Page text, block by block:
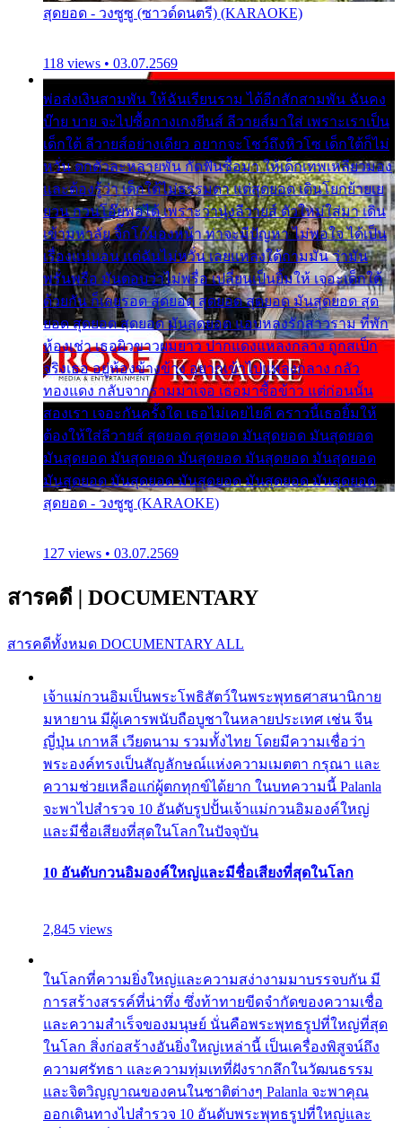
สุดยอด - วงซูซู (ซาวด์ดนตรี) (KARAOKE)
118 views • 03.07.2569
พ่อส่งเงินสามพัน ให้ฉันเรียนราม ได้อีกสักสามพัน ฉันคง
บ๊าย บาย จะไปซื้อกางเกงยีนส์ ลีวายส์มาใส่ เพราะเราเป็น
เด็กใต้ ลีวายส์อย่างเดียว อยากจะโชว์ถึงหิวโซ เด็กใต้ก็ไม่
หวั่น ตกตัวละหลายพัน กัดฟันซื้อมา ให้เด็กเทพเหลียวมอง
และต้องรู้ว่า เด็กใต้ไม่ธรรมดา แต่สุดยอด เดินโยกย้ายเย
ยวน กวนโอ๊ยพอได้ เพราะว่านุ่งลีวายส์ ตัวใหม่ใส่มา เดิน
เข้ามหาลัย จิ๊กโก๊มองหน้า ท่าจะมีปัญหา ไม่พอใจ ได้เป็น
เรื่องแน่นอน แต่ฉันไม่หวั่น เลยแหลงใต้ถามมัน ว่ามัน
พรั่นพรือ มันตอบว่าไม่พรื่อ เปลี่ยนเป็นยิ้มให้ เจอะเด็กใต้
ด้วยกัน ก็เลยรอด สุดยอด สุดยอด สุดยอด มันสุดยอด สุด
ยอด สุดยอด สุดยอด มันสุดยอด แอบหลงรักสาวราม ที่พัก
ห้องเช่า เธอผิวขาวผมยาว ปากแดงแหลงกลาง ถูกสเป็ก
จริงเธอ อยู่ห้องข้างข้าง อยากเข้าไปแหลงกลาง กลัว
ทองแดง กลับจากรามมาเจอ เธอมาซื้อข้าว แต่ก่อนนั้น
สองเรา เจอะกันครั้งใด เธอไม่เคยไยดี คราวนี้เธอยิ้มให้
ต้องให้ใส่ลีวายส์ สุดยอด สุดยอด มันสุดยอด มันสุดยอด
มันสุดยอด มันสุดยอด มันสุดยอด มันสุดยอด มันสุดยอด
มันสุดยอด มันสุดยอด มันสุดยอด มันสุดยอด มันสุดยอด
สุดยอด - วงซูซู (KARAOKE)
127 views • 03.07.2569
สารคดี | DOCUMENTARY
สารคดีทั้งหมด DOCUMENTARY ALL
เจ้าแม่กวนอิมเป็นพระโพธิสัตว์ในพระพุทธศาสนานิกาย
มหายาน มีผู้เคารพนับถือบูชาในหลายประเทศ เช่น จีน
ญี่ปุ่น เกาหลี เวียดนาม รวมทั้งไทย โดยมีความเชื่อว่า
พระองค์ทรงเป็นสัญลักษณ์แห่งความเมตตา กรุณา และ
ความช่วยเหลือแก่ผู้ตกทุกข์ได้ยาก ในบทความนี้ Palanla
จะพาไปสำรวจ 10 อันดับรูปปั้นเจ้าแม่กวนอิมองค์ใหญ่
และมีชื่อเสียงที่สุดในโลกในปัจจุบัน
10 อันดับกวนอิมองค์ใหญ่และมีชื่อเสียงที่สุดในโลก
2,845 views
ในโลกที่ความยิ่งใหญ่และความสง่างามมาบรรจบกัน มี
การสร้างสรรค์ที่น่าทึ่ง ซึ่งท้าทายขีดจำกัดของความเชื่อ
และความสำเร็จของมนุษย์ นั่นคือพระพุทธรูปที่ใหญ่ที่สุด
ในโลก สิ่งก่อสร้างอันยิ่งใหญ่เหล่านี้ เป็นเครื่องพิสูจน์ถึง
ความศรัทธา และความทุ่มเทที่ฝังรากลึกในวัฒนธรรม
และจิตวิญญาณของคนในชาติต่างๆ Palanla จะพาคุณ
ออกเดินทางไปสำรวจ 10 อันดับพระพุทธรูปที่ใหญ่และ